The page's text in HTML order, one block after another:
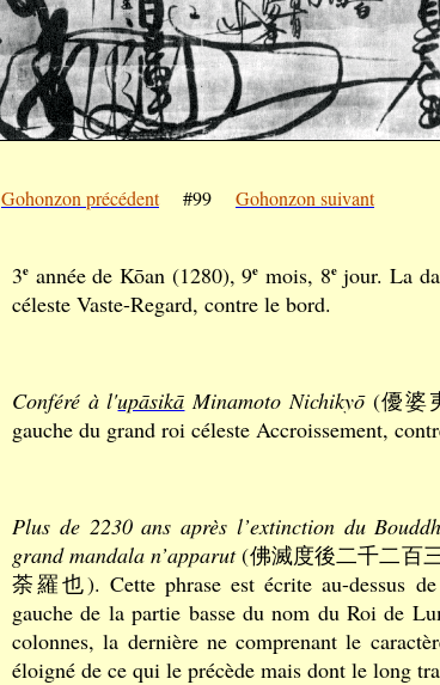
Gohonzon précédent #99 Gohonzon suivant
3e année de Kōan (1280), 9e mois, 8ejour. La
céleste Vaste-Regard, contre le bord.
Conféré à l'upāsikā Minamoto Nichikyō(優婆
gauche du grand roi céleste Accroissement,
Plus de 2230 ans après l’extinction du
grand mandala n’apparut(佛滅度後二千二百
荼羅也). Cette phrase est écrite au-dessus
gauche de la partie basse du nom du Roi de
colonnes, la dernière ne comprenant le
éloigné de ce qui le précède mais dont le long